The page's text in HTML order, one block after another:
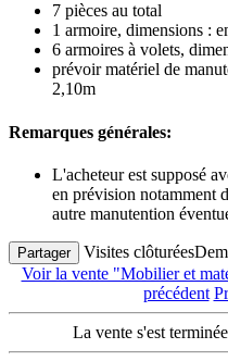
7 pièces au total
1 armoire, dimensions :
6 armoires à volets,
prévoir matériel de
2,10m
Remarques générales:
L'acheteur est supposé
en prévision notamment
autre manutention
Partager Visites clôturées
Voir la vente "Mobilier et
précédent
La vente s'est